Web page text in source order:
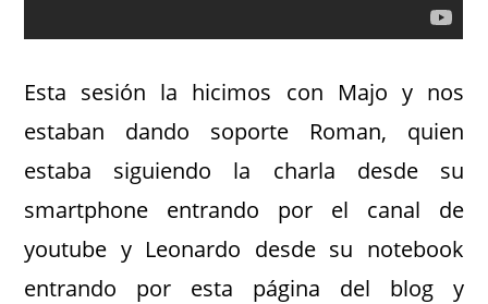
Esta sesión la hicimos con Majo y nos
estaban dando soporte Roman, quien
estaba siguiendo la charla desde su
smartphone entrando por el canal de
youtube y Leonardo desde su notebook
entrando por esta página del blog y